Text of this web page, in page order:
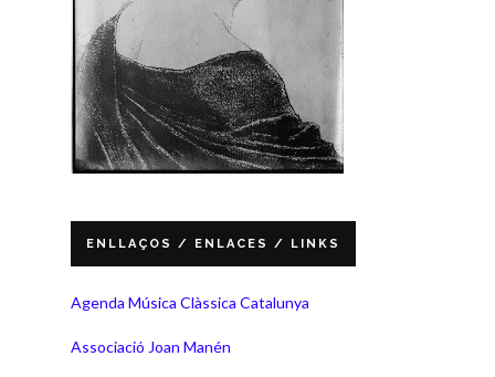
ENLLAÇOS / ENLACES / LINKS
Agenda Música Clàssica Catalunya
Associació Joan Manén